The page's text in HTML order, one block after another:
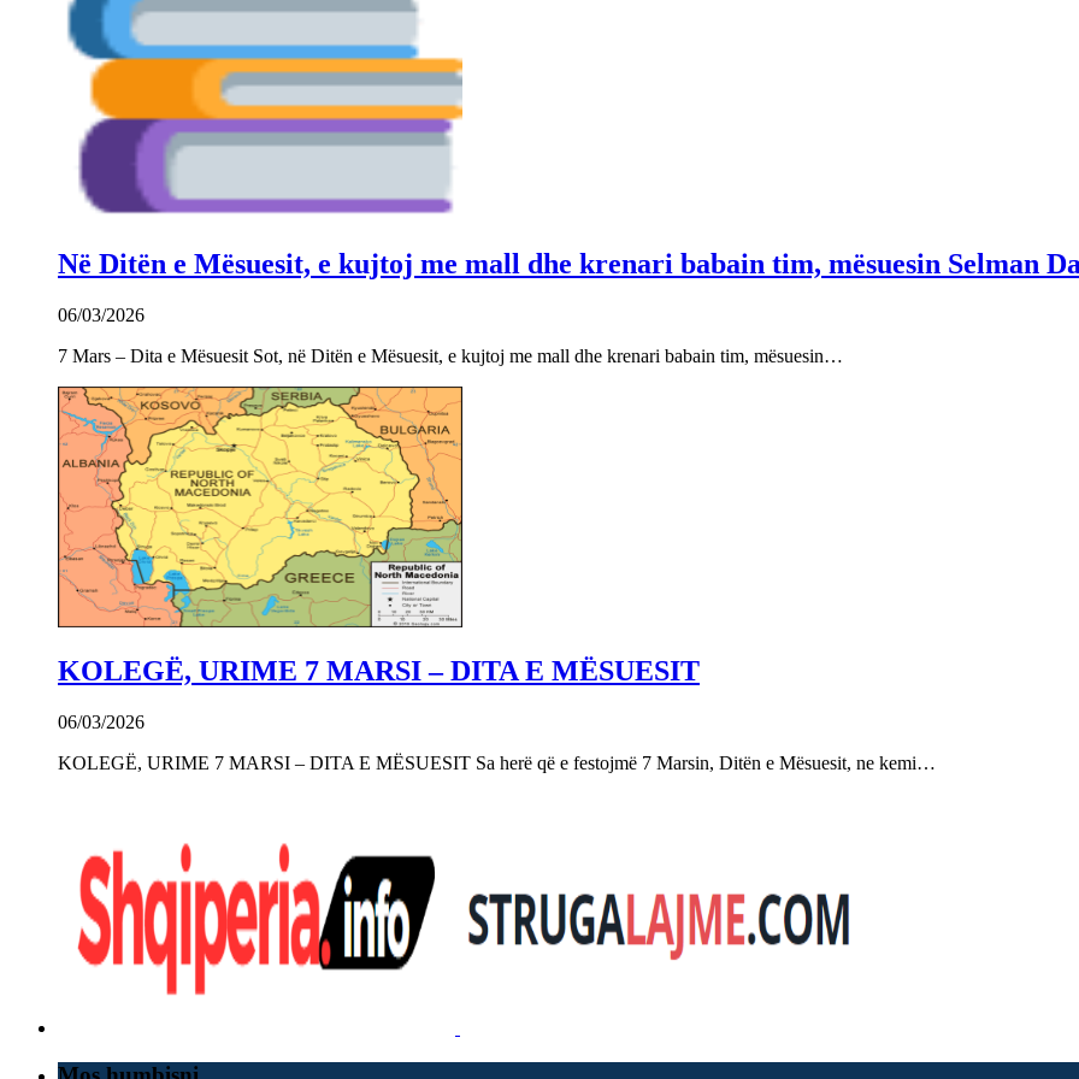
Në Ditën e Mësuesit, e kujtoj me mall dhe krenari babain tim, mësuesin Selman
06/03/2026
7 Mars – Dita e Mësuesit Sot, në Ditën e Mësuesit, e kujtoj me mall dhe krenari babain tim, mësuesin…
KOLEGË, URIME 7 MARSI – DITA E MËSUESIT
06/03/2026
KOLEGË, URIME 7 MARSI – DITA E MËSUESIT Sa herë që e festojmë 7 Marsin, Ditën e Mësuesit, ne kemi…